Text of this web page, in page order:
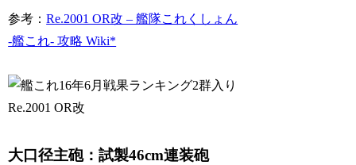
参考：Re.2001 OR改 – 艦隊これくしょん
-艦これ- 攻略 Wiki*
大口径主砲：試製46cm連装砲